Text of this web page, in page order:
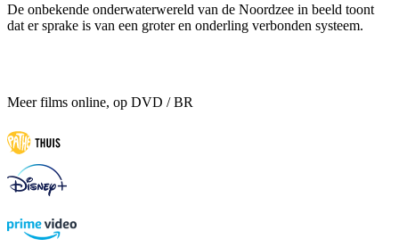
De onbekende onderwaterwereld van de Noordzee in beeld toont
dat er sprake is van een groter en onderling verbonden systeem.
Meer films online, op DVD / BR